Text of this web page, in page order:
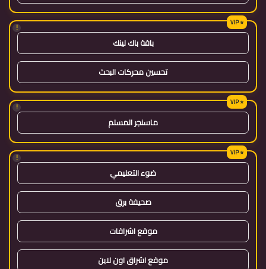
!
باقة باك لينك
تحسين محركات البحث
!
ماسنجر المسلم
!
ضوء التعليمي
صحيفة برق
موقع اشراقات
موقع اشراق اون لاين